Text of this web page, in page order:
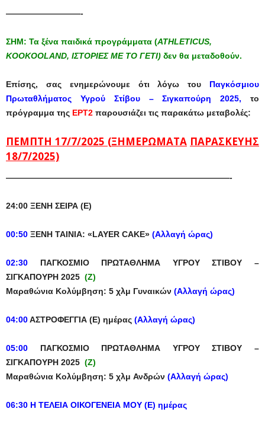
—————————-
ΣΗΜ: Τα ξένα παιδικά προγράμματα (ATHLETICUS,
KOOKOOLAND, ΙΣΤΟΡΙΕΣ ΜΕ ΤΟ ΓΕΤΙ) δεν θα μεταδοθούν.
Επίσης, σας ενημερώνουμε ότι λόγω του
Παγκόσμιου
Πρωταθλήματος
Υγρού Στίβου – Σιγκαπούρη 2025,το
πρόγραμμα της ΕΡΤ2 παρουσιάζει τις παρακάτω μεταβολές:
ΠΕΜΠΤΗ 17/7/2025 (ΞΗΜΕΡΩΜΑΤΑ ΠΑΡΑΣΚΕΥΗΣ
18/7/2025)
———————————————————————————-
24:00 ΞΕΝΗ ΣΕΙΡΑ (Ε)
00:50 ΞΕΝΗ ΤΑΙΝΙΑ: «LAYER CAKE» (Αλλαγή ώρας)
02:30
ΠΑΓΚΟΣΜΙΟ ΠΡΩΤΑΘΛΗΜΑ ΥΓΡΟΥ ΣΤΙΒΟΥ –
ΣΙΓΚΑΠΟΥΡΗ 2025 (Z)
Μαραθώνια Κολύμβηση: 5 χλμ Γυναικών (Αλλαγή ώρας)
04:00ΑΣΤΡΟΦΕΓΓΙΑ (Ε) ημέρας (Αλλαγή ώρας)
05:00 ΠΑΓΚΟΣΜΙΟ ΠΡΩΤΑΘΛΗΜΑ ΥΓΡΟΥ ΣΤΙΒΟΥ –
ΣΙΓΚΑΠΟΥΡΗ 2025 (Z)
Μαραθώνια Κολύμβηση: 5 χλμ Ανδρών (Αλλαγή ώρας)
06:30 Η ΤΕΛΕΙΑ ΟΙΚΟΓΕΝΕΙΑ ΜΟΥ (Ε) ημέρας